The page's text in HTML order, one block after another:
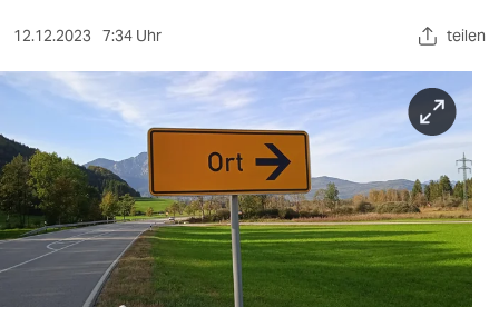
sport
nord
wahrheit
verlag
verlag
12.12.2023 7:34 Uhr teilen